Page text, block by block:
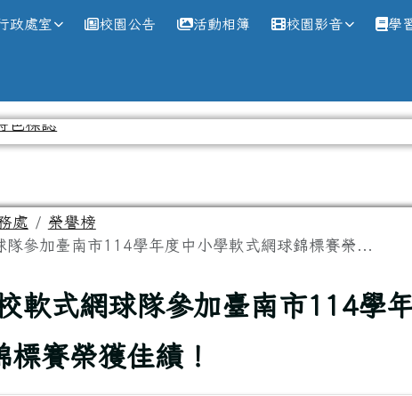
政處室 校園公告 活動相簿 校園影音 學
處
榮譽榜
隊參加臺南市114學年度中小學軟式網球錦標賽榮...
軟式網球隊參加臺南市114學
標賽榮獲佳績！